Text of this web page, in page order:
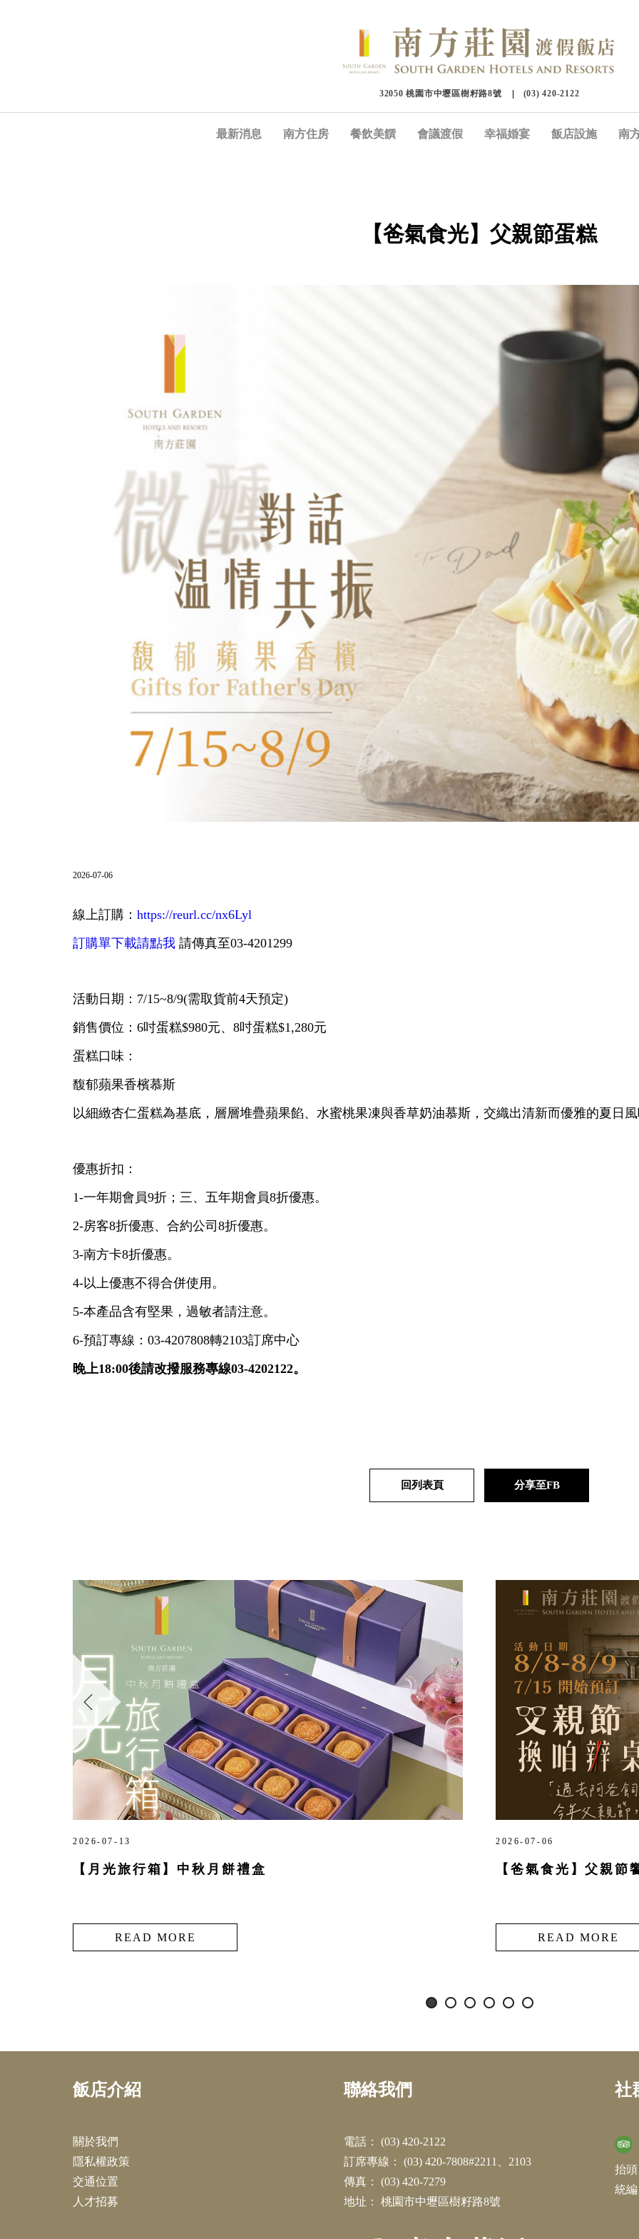
32050 桃園市中壢區樹籽路8號 (03) 420-2122
最新消息 南方住房 餐飲美饌 會議渡假 幸福婚宴 飯店設施 南
【爸氣食光】父親節蛋糕
2026-07-06
線上訂購： https://reurl.cc/nx6Lyl
訂購單下載請點我 請傳真至03-4201299
活動日期：7/15~8/9(需取貨前4天預定)
銷售價位：6吋蛋糕$980元、8吋蛋糕$1,280元
蛋糕口味：
馥郁蘋果香檳慕斯
以細緻杏仁蛋糕為基底，層層堆疊蘋果餡、水蜜桃果凍與香草奶油慕斯，交織出清新而優雅的夏日
優惠折扣：
1-一年期會員9折；三、五年期會員8折優惠。
2-房客8折優惠、合約公司8折優惠。
3-南方卡8折優惠。
4-以上優惠不得合併使用。
5-本產品含有堅果，過敏者請注意。
6-預訂專線：03-4207808轉2103訂席中心
晚上18:00後請改撥服務專線03-4202122。
回列表頁 分享至FB
2026-07-13
【月光旅行箱】中秋月餅禮盒
READ MORE
2026-07-06
【爸氣食光】父親節
READ MORE
飯店介紹
關於我們
隱私權政策
交通位置
人才招募
聯絡我們
電話：
(03) 420-2122
訂席專線：
(03) 420-7808#2211、2103
傳真：
(03) 420-7279
地址：
桃園市中壢區樹籽路8號
社
抬
統編